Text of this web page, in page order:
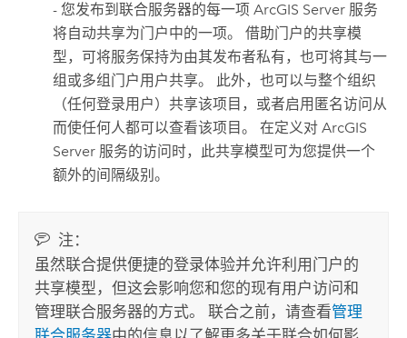
- 您发布到联合服务器的每一项ArcGIS Server 服务
将自动共享为门户中的一项。 借助门户的共享模
型，可将服务保持为由其发布者私有，也可将其与一
组或多组门户用户共享。 此外，也可以与整个组织
（任何登录用户）共享该项目，或者启用匿名访问从
而使任何人都可以查看该项目。 在定义对ArcGIS
Server 服务的访问时，此共享模型可为您提供一个
额外的间隔级别。
注：
虽然联合提供便捷的登录体验并允许利用门户的
共享模型，但这会影响您和您的现有用户访问和
管理联合服务器的方式。 联合之前，请查看管理